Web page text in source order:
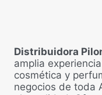
Distribuidora
amplia
cosmética y
negocios de toda